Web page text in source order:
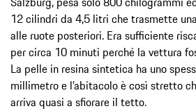
12 cilindri da 4,5 litri che trasmette
alle ruote posteriori. Era sufficiente
per circa 10 minuti perché la vettura
La pelle in resina sintetica ha uno
millimetro e l’abitacolo è così stretto
arriva quasi a sfiorare il tetto.